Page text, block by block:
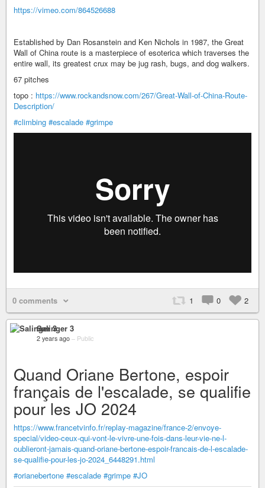
https://vimeo.com/864526688
Established by Dan Rosanstein and Ken Nichols in 1987, the Great
Wall of China route is a masterpiece of esoterica which traverses the
entire wall, its greatest crux may be jug rash, bugs, and dog walkers.
67 pitches
topo : https://www.rockandsnow.com/267/Great-Wall-of-China-Route-
Description/
#climbing #escalade #grimpe
0 comments 1 0 2
Salinger 3
2 years ago – Public
Quand Oriane Bertone, espoir
français de l'escalade, se qualifie
pour les JO 2024
https://www.francetvinfo.fr/replay-magazine/france-2/envoye-
special/video-ceux-qui-vont-le-vivre-une-fois-dans-leur-vie-ne-l-
oublieront-jamais-quand-oriane-bertone-espoir-francais-de-l-escalade-
se-qualifie-pour-les-jo-2024_6448291.html
#orianebertone #escalade #grimpe #JO